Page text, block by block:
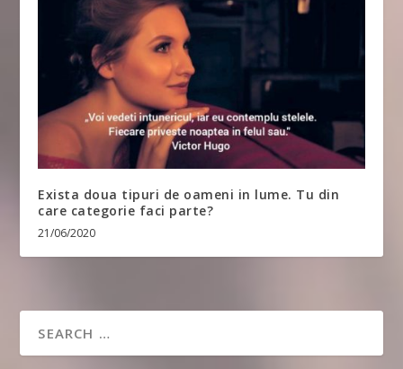
Exista doua tipuri de oameni in lume. Tu din
care categorie faci parte?
21/06/2020